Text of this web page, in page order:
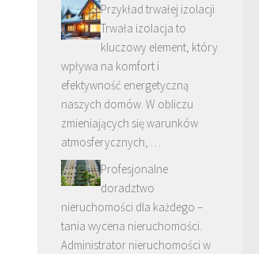
Przykład trwałej izolacji
Trwała izolacja to
kluczowy element, który
wpływa na komfort i
efektywność energetyczną
naszych domów. W obliczu
zmieniających się warunków
atmosferycznych, …
Profesjonalne
doradztwo
nieruchomości dla każdego –
tania wycena nieruchomości.
Administrator nieruchomości w